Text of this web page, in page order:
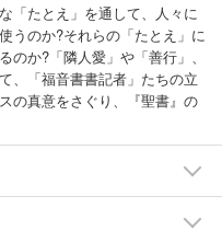
「たとえ」を通して、人々に
うのか?それらの「たとえ」に
か?「隣人愛」や「善行」、
、「福音書書記者」たちの立
の真意をさぐり、『聖書』の